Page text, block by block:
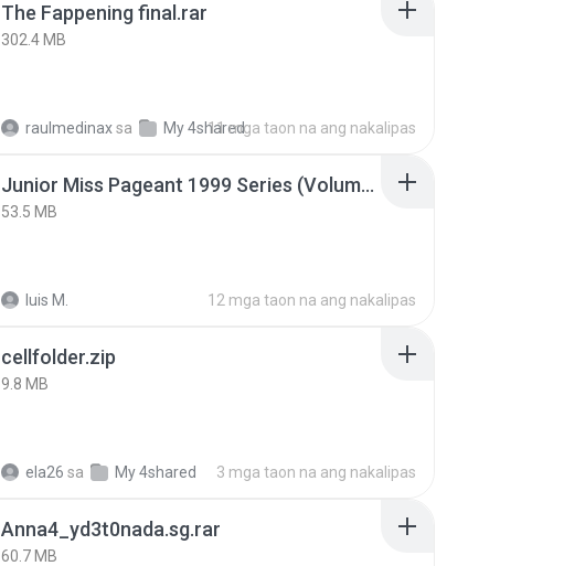
The Fappening final.rar
302.4 MB
raulmedinaxsa My 4shared11 mga taon na ang nakalipas
Junior Miss Pageant 1999 Series (Volume I Part I NC 6).7z
53.5 MB
luis M. 12 mga taon na ang nakalipas
cellfolder.zip
9.8 MB
ela26 sa My 4shared 3 mga taon na ang nakalipas
Anna4_yd3t0nada.sg.rar
60.7 MB